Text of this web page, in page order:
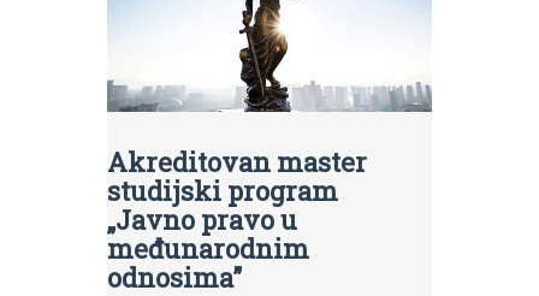
Akreditovan master
studijski program
„Javno pravo u
međunarodnim
odnosima”